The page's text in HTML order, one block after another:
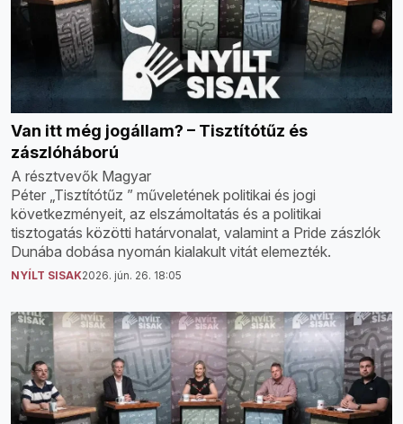
Van itt még jogállam? – Tisztítótűz és
zászlóháború
A résztvevők Magyar
Péter „Tisztítótűz ” műveletének politikai és jogi
következményeit, az elszámoltatás és a politikai
tisztogatás közötti határvonalat, valamint a Pride zászlók
Dunába dobása nyomán kialakult vitát elemezték.
NYÍLT SISAK2026. jún. 26. 18:05